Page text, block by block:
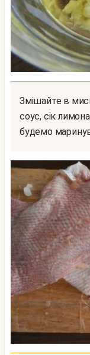
Змішайте в мисці імбир, часник, перець, соєвий
соус, сік
будемо